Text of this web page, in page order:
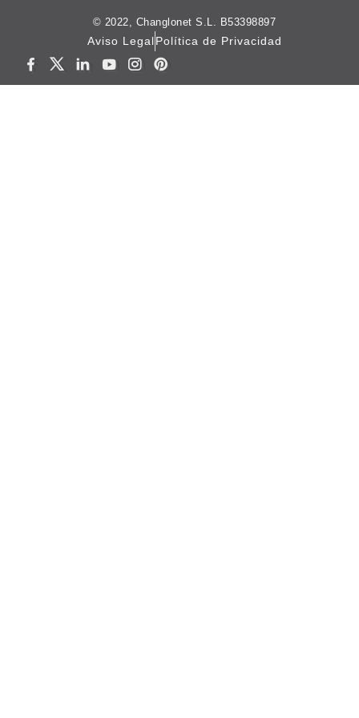
© 2022, Changlonet S.L. B53398897
Aviso LegalPolítica de Privacidad